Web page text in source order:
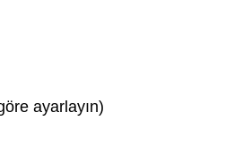
ayarlayın)